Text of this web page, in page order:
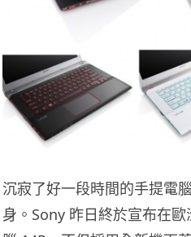
沉寂了好一段時間的手提電
身。Sony 昨日終於宣布在